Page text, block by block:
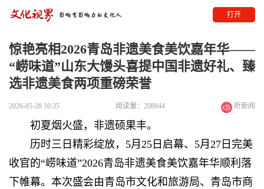
打开
惊艳亮相2026青岛非遗美食美饮嘉年华——
“崂味道”山东大馒头喜提中国非遗好礼、臻
选非遗美食两项重磅荣誉
2026-05-28 10:35 阅读量：208844 听新闻
初夏烟火盛，非遗硕果丰。
历时三日精彩绽放，5月25日启幕、5月27日完美
收官的“崂味道”2026青岛非遗美食美饮嘉年华顺利落
下帷幕。本次盛会由青岛市文化和旅游局、青岛市商